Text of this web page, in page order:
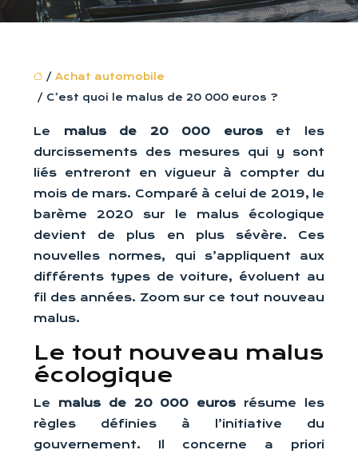
/ Achat automobile
/ C’est quoi le malus de 20 000 euros ?
Le malus de 20 000 euroset les
durcissements des mesures qui y sont
liés entreront en vigueur à compter du
mois de mars. Comparé à celui de 2019, le
barème 2020 sur le malus écologique
devient de plus en plus sévère. Ces
nouvelles normes, qui s’appliquent aux
différents types de voiture, évoluent au
fil des années. Zoom sur ce tout nouveau
malus.
Le tout nouveau malus
écologique
Le malus de 20 000 euros résume les
règles définies à l’initiative du
gouvernement. Il concerne a priori